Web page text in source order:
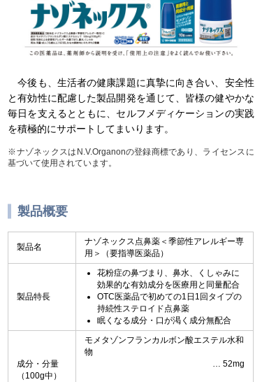
今後も、生活者の健康課題に真摯に向き合い、安全性
と有効性に配慮した製品開発を通じて、皆様の健やかな
毎日を支えるとともに、セルフメディケーションの実践
を積極的にサポートしてまいります。
※ナゾネックスはN.V.Organonの登録商標であり、ライセンスに
基づいて使用されています。
製品概要
製品名
ナゾネックス点鼻薬＜季節性アレルギー専
用＞（要指導医薬品）
製品特長
花粉症の鼻づまり、鼻水、くしゃみに
効果的な有効成分を医療用と同量配合
OTC医薬品で初めての1日1回タイプの
持続性ステロイド点鼻薬
眠くなる成分・口が渇く成分無配合
成分・分量
（100g中）
モメタゾンフランカルボン酸エステル水和
物
52mg